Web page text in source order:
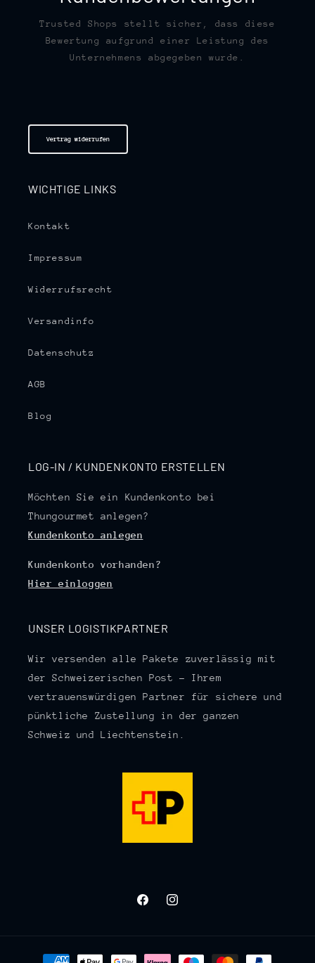
Trusted Shops stellt sicher, dass diese
Bewertung aufgrund einer Leistung des
Unternehmens abgegeben wurde.
Vertrag widerrufen
WICHTIGE LINKS
Kontakt
Impressum
Widerrufsrecht
Versandinfo
Datenschutz
AGB
Blog
LOG-IN / KUNDENKONTO ERSTELLEN
Möchten Sie ein Kundenkonto bei
Thungourmet anlegen?
Kundenkonto anlegen
Kundenkonto vorhanden?
Hier einloggen
UNSER LOGISTIKPARTNER
Wir versenden alle Pakete zuverlässig mit
der Schweizerischen Post – Ihrem
vertrauenswürdigen Partner für sichere und
pünktliche Zustellung in der ganzen
Schweiz und Liechtenstein.
FacebookInstagram
Zahlungsmethoden